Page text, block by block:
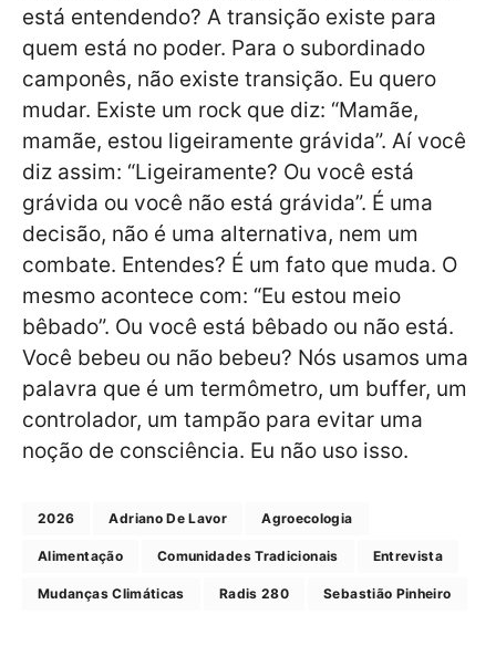
está entendendo? A transição existe para
quem está no poder. Para o subordinado
camponês, não existe transição. Eu quero
mudar. Existe um rock que diz: “Mamãe,
mamãe, estou ligeiramente grávida”. Aí você
diz assim: “Ligeiramente? Ou você está
grávida ou você não está grávida”. É uma
decisão, não é uma alternativa, nem um
combate. Entendes? É um fato que muda. O
mesmo acontece com: “Eu estou meio
bêbado”. Ou você está bêbado ou não está.
Você bebeu ou não bebeu? Nós usamos uma
palavra que é um termômetro, um buffer, um
controlador, um tampão para evitar uma
noção de consciência. Eu não uso isso.
2026 Adriano De Lavor Agroecologia
Alimentação Comunidades Tradicionais Entrevista
Mudanças Climáticas Radis 280 Sebastião Pinheiro